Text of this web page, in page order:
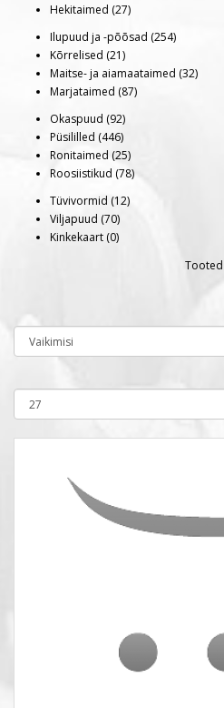
Hekitaimed (27)
Ilupuud ja -põõsad (254)
Kõrrelised (21)
Maitse- ja aiamaataimed (32)
Marjataimed (87)
Okaspuud (92)
Püsililled (446)
Ronitaimed (25)
Roosiistikud (78)
Tüvivormid (12)
Viljapuud (70)
Kinkekaart (0)
Tooted